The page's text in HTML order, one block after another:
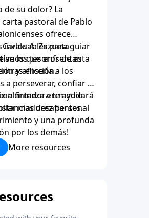
de su dolor? La
pastoral de Pablo
ofrece
invaluables para guiar
que enfrentan
y aflicción.
A. Zazueta
los tesoros de esta
enseña a los
a perseverar, confiar y
firmeza en medio
desafiantes.
alentadora te ayudará
madurez personal
y una profunda
por los demás!
More resources